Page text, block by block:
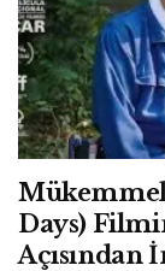
Days)
Açısından